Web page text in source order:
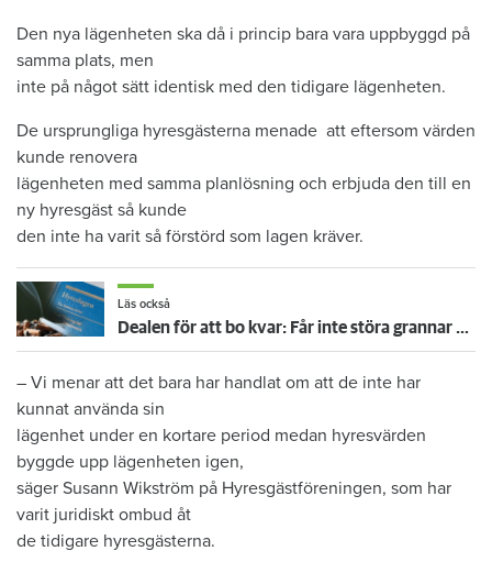
Den nya lägenheten ska då i princip bara vara uppbyggd på
samma plats, men
inte på något sätt identisk med den tidigare lägenheten.
De ursprungliga hyresgästerna menade att eftersom värden
kunde renovera
lägenheten med samma planlösning och erbjuda den till en
ny hyresgäst så kunde
den inte ha varit så förstörd som lagen kräver.
Läs också
Dealen för att bo kvar: Får inte störa grannar med rökning eller utsätta dem för brandfara
– Vi menar att det bara har handlat om att de inte har
kunnat använda sin
lägenhet under en kortare period medan hyresvärden
byggde upp lägenheten igen,
säger Susann Wikström på Hyresgästföreningen, som har
varit juridiskt ombud åt
de tidigare hyresgästerna.